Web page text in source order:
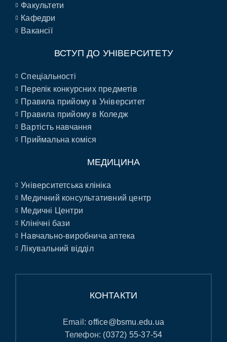
Факультети
Кафедри
Вакансії
ВСТУП ДО УНІВЕРСИТЕТУ
Спеціальності
Перелік конкурсних предметів
Правила прийому в Університет
Правила прийому в Коледж
Вартість навчання
Приймальна коміся
МЕДИЦИНА
Університетська клініка
Медичний консультативний центр
Медичні Центри
Клінічні бази
Навчально-виробнича аптека
Лікувальний відділ
КОНТАКТИ
Email:office@bsmu.edu.ua
Телефон: (0372) 55-37-54